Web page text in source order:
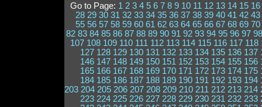
Go to Page: 1 2 3 4 5 6 7 8 9 10 11 12 13 14 15 16
28 29 30 31 32 33 34 35 36 37 38 39 40 41 42 43
55 56 57 58 59 60 61 62 63 64 65 66 67 68 69 70
82 83 84 85 86 87 88 89 90 91 92 93 94 95 96 97 98
107 108 109 110 111 112 113 114 115 116 117 118
127 128 129 130 131 132 133 134 135 136 137
146 147 148 149 150 151 152 153 154 155 156
165 166 167 168 169 170 171 172 173 174 175
184 185 186 187 188 189 190 191 192 193 194
203 204 205 206 207 208 209 210 211 212 213 214
223 224 225 226 227 228 229 230 231 232 233